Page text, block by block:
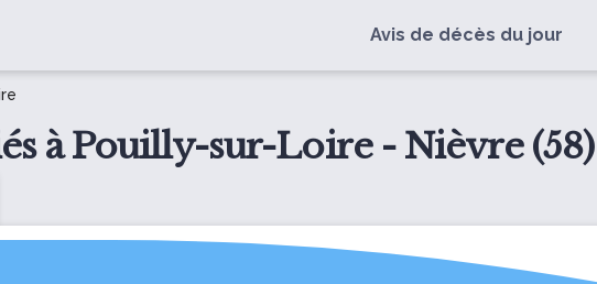
Avis de décès du jour
à Pouilly-sur-Loire - Nièvre (58)